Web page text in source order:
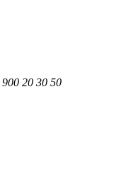
900 20 30 50